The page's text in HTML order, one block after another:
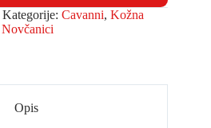
Kategorije: Cavanni, Kožna
Novčanici
Opis